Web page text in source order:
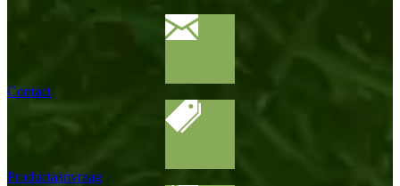
Contact
Productaanvraag